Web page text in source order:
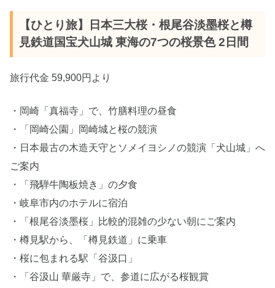
【ひとり旅】日本三大桜・根尾谷淡墨桜と樽
見鉄道国宝犬山城 東海の7つの桜景色 2日間
旅行代金 59,900円より
・岡崎「真福寺」で、竹膳料理の昼食
・「岡崎公園」岡崎城と桜の競演
・日本最古の木造天守とソメイヨシノの競演「犬山城」へ
ご案内
・「飛騨牛陶板焼き」の夕食
・岐阜市内のホテルに宿泊
・「根尾谷淡墨桜」比較的混雑の少ない朝にご案内
・樽見駅から、「樽見鉄道」に乗車
・桜に包まれる駅「谷汲口」
・「谷汲山 華厳寺」で、参道に広がる桜観賞